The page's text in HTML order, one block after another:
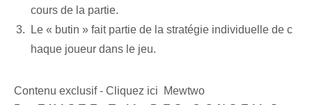
cours de la partie.
Le « butin » fait partie de la stratégie individuelle de c
haque joueur dans le jeu.
Contenu exclusif - Cliquez ici Mewtwo